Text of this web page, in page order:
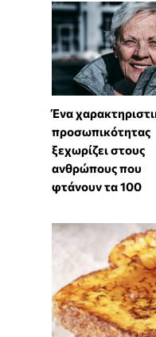
Ένα
προσωπικότητας
ξεχωρίζει στους
ανθρώπους που
φτάνουν τα 100